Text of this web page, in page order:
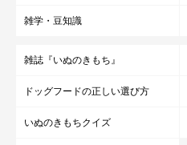
雑学・豆知識
雑誌『いぬのきもち』
ドッグフードの正しい選び方
いぬのきもちクイズ